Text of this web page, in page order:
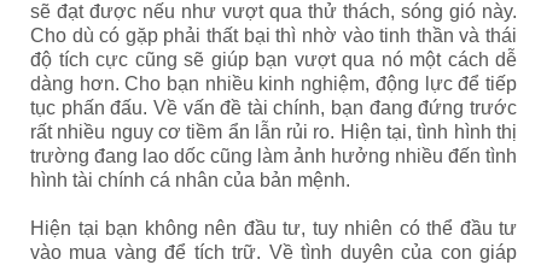
sẽ đạt được nếu như vượt qua thử thách, sóng gió này.
Cho dù có gặp phải thất bại thì nhờ vào tinh thần và thái
độ tích cực cũng sẽ giúp bạn vượt qua nó một cách dễ
dàng hơn. Cho bạn nhiều kinh nghiệm, động lực để tiếp
tục phấn đấu. Về vấn đề tài chính, bạn đang đứng trước
rất nhiều nguy cơ tiềm ẩn lẫn rủi ro. Hiện tại, tình hình thị
trường đang lao dốc cũng làm ảnh hưởng nhiều đến tình
hình tài chính cá nhân của bản mệnh.
Hiện tại bạn không nên đầu tư, tuy nhiên có thể đầu tư
vào mua vàng để tích trữ. Về tình duyên của con giáp